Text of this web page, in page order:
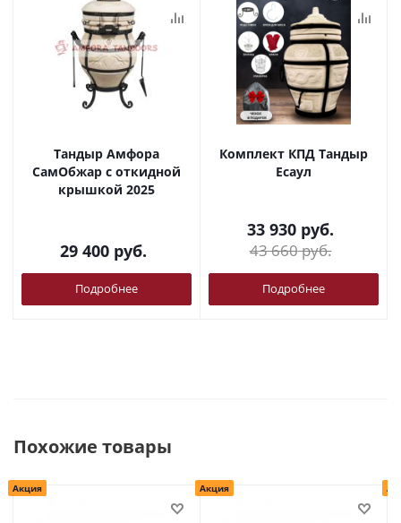
Тандыр Амфора
СамОбжар с откидной
крышкой 2025
29 400 руб.
Подробнее
Комплект КПД Тандыр
Есаул
33 930 руб.
43 660руб.
Подробнее
Похожие товары
Акция Акция